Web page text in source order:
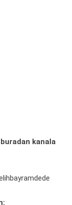
buradan kanala